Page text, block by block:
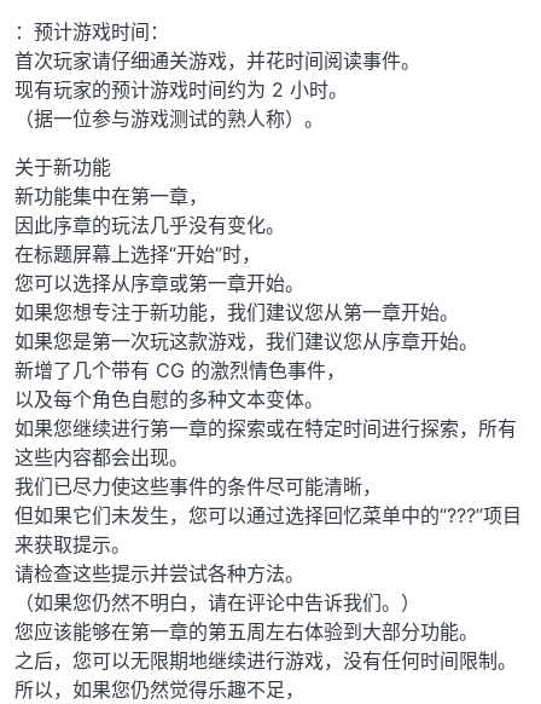
：预计游戏时间：
首次玩家请仔细通关游戏，并花时间阅读事件。
现有玩家的预计游戏时间约为 2 小时。
（据一位参与游戏测试的熟人称）。
关于新功能
新功能集中在第一章，
因此序章的玩法几乎没有变化。
在标题屏幕上选择“开始”时，
您可以选择从序章或第一章开始。
如果您想专注于新功能，我们建议您从第一章开始。
如果您是第一次玩这款游戏，我们建议您从序章开始。
新增了几个带有 CG 的激烈情色事件，
以及每个角色自慰的多种文本变体。
如果您继续进行第一章的探索或在特定时间进行探索，所有
这些内容都会出现。
我们已尽力使这些事件的条件尽可能清晰，
但如果它们未发生，您可以通过选择回忆菜单中的“???”项目
来获取提示。
请检查这些提示并尝试各种方法。
（如果您仍然不明白，请在评论中告诉我们。）
您应该能够在第一章的第五周左右体验到大部分功能。
之后，您可以无限期地继续进行游戏，没有任何时间限制。
所以，如果您仍然觉得乐趣不足，